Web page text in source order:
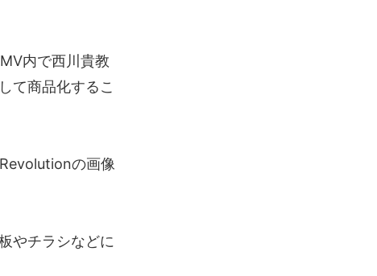
内で西川貴教
て商品化するこ
の画像
やチラシなどに